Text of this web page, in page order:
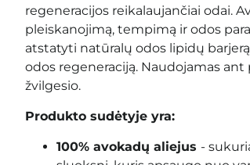
regeneracijos reikalaujančiai odai.
pleiskanojimą, tempimą ir odos
atstatyti natūralų odos lipidų
odos regeneraciją. Naudojamas
žvilgesio.
Produkto sudėtyje yra:
100% avokadų aliejus -